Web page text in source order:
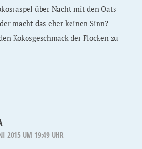
über Nacht mit den Oats
macht das eher keinen Sinn?
Kokosgeschmack der Flocken zu
2015 UM 19:49 UHR